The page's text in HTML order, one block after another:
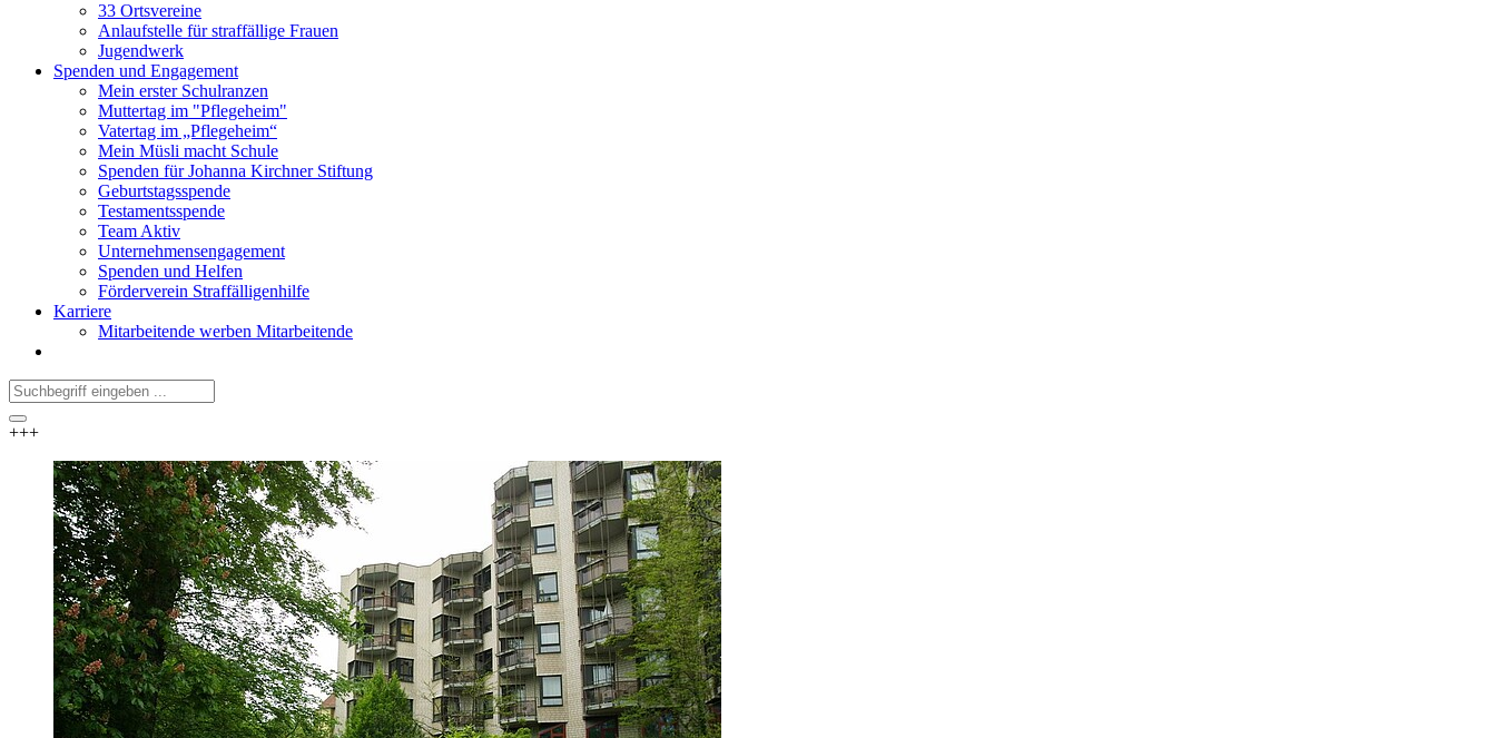
33 Ortsvereine
Anlaufstelle für straffällige Frauen
Jugendwerk
Spenden und Engagement
Mein erster Schulranzen
Muttertag im "Pflegeheim"
Vatertag im „Pflegeheim“
Mein Müsli macht Schule
Spenden für Johanna Kirchner Stiftung
Geburtstagsspende
Testamentsspende
Team Aktiv
Unternehmensengagement
Spenden und Helfen
Förderverein Straffälligenhilfe
Karriere
Mitarbeitende werben Mitarbeitende
+++